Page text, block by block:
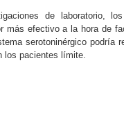
de laboratorio, los
más efectivo a la hora de
serotoninérgico podría
los pacientes límite.